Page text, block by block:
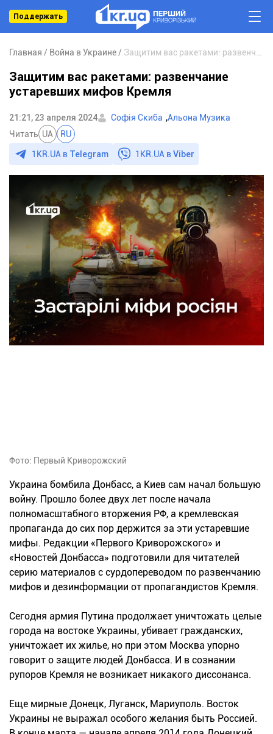
Поддержать
Главная Война в Украине
Защитим вас ракетами: развенчание
устаревших мифов Кремля
21:21, 23 апреля 2024 Софія Скиба ,Альона Музика
Читать UA RU
1KR.UA в Telegram 1KR.UA вViber
Фото: Первый Криворожский
Украина бомбила Донбасс, а Киев сам начал большую
войну. Прошло более двух лет после начала
полномасштабного вторжения РФ, а кремлевская
пропаганда до сих пор держится за эти устаревшие
мифы. Редакции «Первого Криворожского» и
«Новостей Донбасса» подготовили для читателей
серию материалов с сурдопереводом по развенчанию
мифов и дезинформации от пропагандистов Кремля.
Сегодня армия Путина продолжает уничтожать целые
города на востоке Украины, убивает гражданских,
уничтожает их жилье, но при этом Москва упорно
говорит о защите людей Донбасса. И в сознании
рупоров Кремля не возникает никакого диссонанса.
Еще мирные Донецк, Луганск, Мариуполь. Восток
Украины не выражал особого желания быть Россией.